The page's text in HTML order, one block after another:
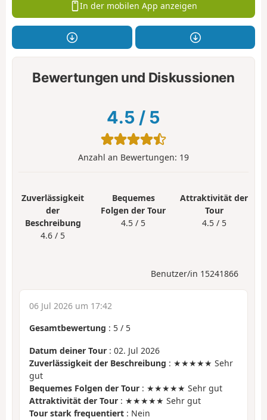
In der mobilen App anzeigen
Bewertungen und Diskussionen
4.5 / 5
Anzahl an Bewertungen: 19
Zuverlässigkeit
der
Beschreibung
4.6 / 5
Bequemes
Folgen der Tour
4.5 / 5
Attraktivität der
Tour
4.5 / 5
Benutzer/in 15241866
06 Jul 2026 um 17:42
Gesamtbewertung : 5 / 5
Datum deiner Tour : 02. Jul 2026
Zuverlässigkeit der Beschreibung : ★★★★★ Sehr
gut
Bequemes Folgen der Tour : ★★★★★ Sehr gut
Attraktivität der Tour : ★★★★★ Sehr gut
Tour stark frequentiert : Nein